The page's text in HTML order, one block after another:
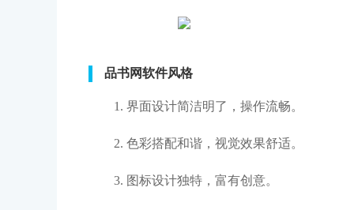
品书网软件风格
1. 界面设计简洁明了，操作流畅。
2. 色彩搭配和谐，视觉效果舒适。
3. 图标设计独特，富有创意。